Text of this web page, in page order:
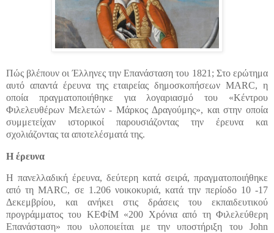
Πώς βλέπουν οι Έλληνες την Επανάσταση του 1821; Στο ερώτημα
αυτό απαντά έρευνα της εταιρείας δημοσκοπήσεων MARC, η
οποία πραγματοποιήθηκε για λογαριασμό του «Κέντρου
Φιλελευθέρων Μελετών - Μάρκος Δραγούμης», και στην οποία
συμμετείχαν ιστορικοί παρουσιάζοντας την έρευνα και
σχολιάζοντας τα αποτελέσματά της.
Η έρευνα
Η πανελλαδική έρευνα, δεύτερη κατά σειρά, πραγματοποιήθηκε
από τη MARC, σε 1.206 νοικοκυριά, κατά την περίοδο 10 -17
Δεκεμβρίου, και ανήκει στις δράσεις του εκπαιδευτικού
προγράμματος του ΚΕΦίΜ «200 Χρόνια από τη Φιλελεύθερη
Επανάσταση» που υλοποιείται με την υποστήριξη του John